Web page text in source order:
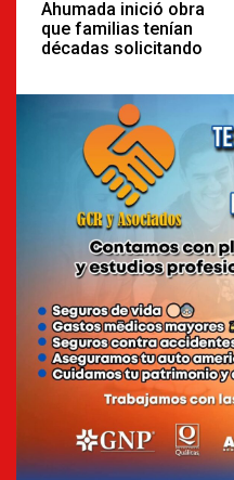
Ahumada inició obra
que familias tenían
décadas solicitando